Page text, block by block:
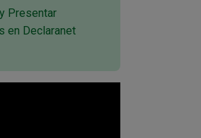
Presentar
en Declaranet